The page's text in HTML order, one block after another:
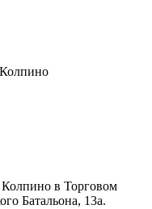
Колпино в Торговом
Батальона, 13а.